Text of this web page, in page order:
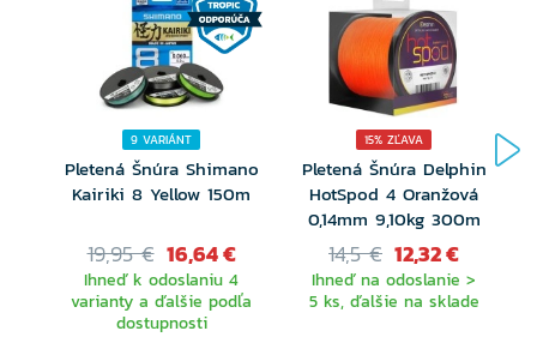
9 VARIÁNT
Pletená Šnúra Shimano
Kairiki 8 Yellow 150m
19,95 € 16,64 €
Ihneď k odoslaniu 4
varianty a ďalšie podľa
dostupnosti
15% ZĽAVA
Pletená Šnúra Delphin
HotSpod 4 Oranžová
0,14mm 9,10kg 300m
14,5 € 12,32 €
Ihneď na odoslanie >
5 ks, ďalšie na sklade